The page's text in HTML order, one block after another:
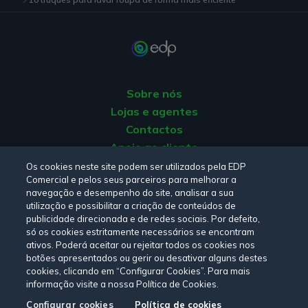
poupança.
fabricante, e dê atenção ao reservatório de detergente
lavagem é suficiente para a sua roupa ficar impecável.
assistência técnica para a máquina de
lavar,garanta que escolhe um serviço profissional de
confiança.
8. Escolha a roupa que comprar com
atenção
Veja as instruções de lavagem antes de comprar as
suas peças de roupa. Algumas exigem ser lavadas a
seco, o que vai implicar um aumento dos gastos,
impossibilitando que sejam colocadas a lavar com a
restante roupa. O mesmo vale para delicados, sedas,
Sobre nós
Lojas e agentes
Contactos
Apoio ao cliente
Origem da energia
Livro de reclamações
Consulte a nossa Política de privacidade, Política de cookies
Termos e CondiçõeseDeclaração de Acessibilidade.
Siga-nos:
Os cookies neste site podem ser utilizados pela EDP
Comercial e pelos seus parceiros para melhorar a
navegação e desempenho do site, analisar a sua
utilização e possibilitar a criação de conteúdos de
publicidade direcionada e de redes sociais. Por defeito,
só os cookies estritamente necessários se encontram
ativos. Poderá aceitar ou rejeitar todos os cookies nos
botões apresentados ou gerir ou desativar alguns destes
cookies, clicando em “Configurar Cookies”. Para mais
informação visite a nossa Política de Cookies.
Configurar cookies
Política de cookies